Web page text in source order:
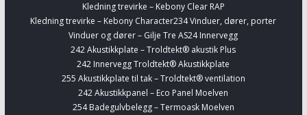
Kledning trevirke – Kebony Clear RAP
Kledning trevirke – Kebony Character234 Vinduer, dører, porter
Vinduer og dører – Gilje Tre AS24 Innervegg
242 Akustikkplate – Troldtekt® akustik Plus
242 Innervegg Troldtekt® Akustikkplate
255 Akustikkplate til tak – Troldtekt® ventilation
242 Akustikkpanel – Eco Panel Moelven
254 Badegulvbelegg – Termoask Moelven